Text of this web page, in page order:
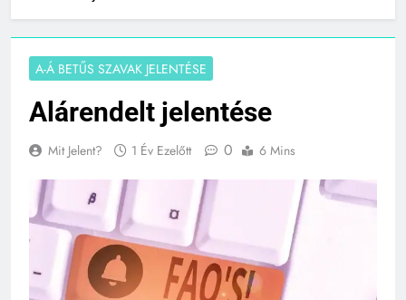
A-Á BETŰS SZAVAK JELENTÉSE
Alárendelt jelentése